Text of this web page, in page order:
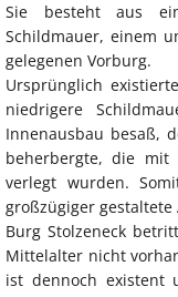
Sie besteht aus
Schildmauer, einem
gelegenen Vorburg.
Ursprünglich
niedrigere
Innenausbau besaß,
beherbergte, die
verlegt wurden.
großzügiger gestaltete
Burg Stolzeneck
Mittelalter nicht
ist dennoch existent